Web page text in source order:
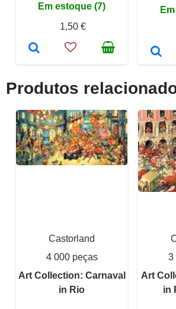
Em estoque (7)
1,50 €
Produtos
Castorland
4 000 peças
Art Collection: Carnaval
in Rio
3
Art
in